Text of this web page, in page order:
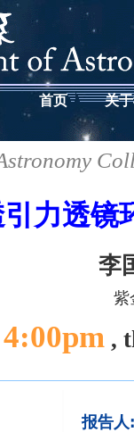
首页 关
力透镜
李
紫
4:00pm,
报告人: